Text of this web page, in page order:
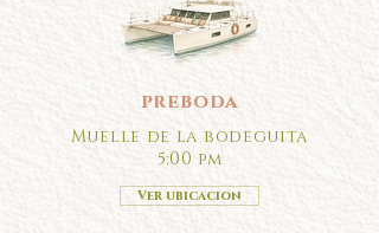
preboda
Muelle de la bodeguita
5:00 pm
Ver ubicacion